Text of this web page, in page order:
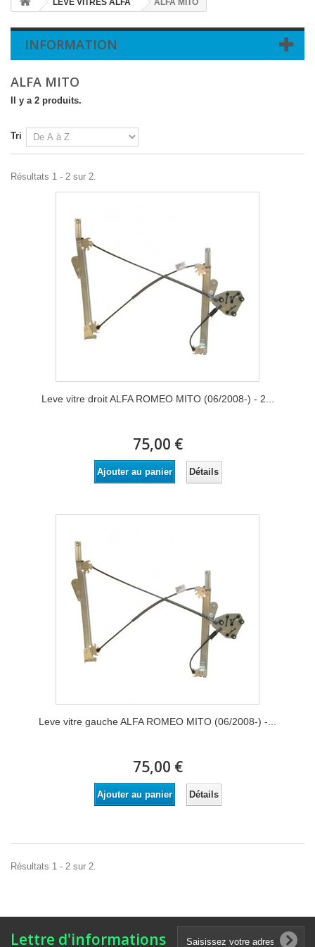
LEVE VITRES ALFA ALFA MITO
INFORMATION
ALFA MITO
Il y a 2 produits.
Tri
Résultats 1 - 2 sur 2.
Leve vitre droit ALFA ROMEO MITO (06/2008-) - 2...
75,00 €
Ajouter au panier Détails
Leve vitre gauche ALFA ROMEO MITO (06/2008-) -...
75,00 €
Ajouter au panier Détails
Résultats 1 - 2 sur 2.
Lettre d'informations